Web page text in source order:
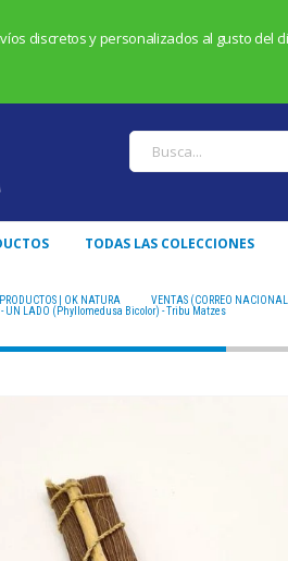
discretos y personalizados al gusto del
TODAS LAS COLECCIONES
| OK NATURA VENTAS (CORREO
UN LADO (Phyllomedusa Bicolor) - Tribu Matzes